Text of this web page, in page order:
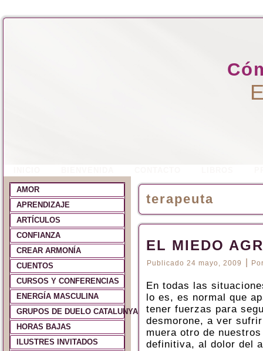
AMOR
APRENDIZAJE
ARTÍCULOS
CONFIANZA
CREAR ARMONÍA
CUENTOS
CURSOS Y CONFERENCIAS
ENERGÍA MASCULINA
GRUPOS DE DUELO CATALUNYA Y ESPAÑA
HORAS BAJAS
ILUSTRES INVITADOS
terapeuta
EL MIEDO
Publicado 24 mayo, 2009
En todas las
lo es, es normal que
tener fuerzas para
desmorone, a ver
muera otro de
definitiva, al dolor del